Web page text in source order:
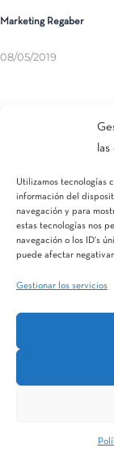
Utilizamos tecnologías
información del
navegación y para
estas tecnologías nos
navegación o los ID's
puede afectar
Gestionar los servicios
Marketing Regaber
08/05/2019